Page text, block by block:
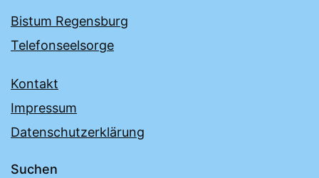
Bistum Regensburg
Telefonseelsorge
Kontakt
Impressum
Datenschutzerklärung
Suchen